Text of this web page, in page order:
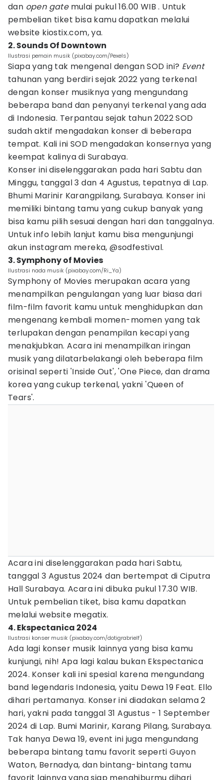
dan open gatemulai pukul 16.00 WIB . Untuk
pembelian tiket bisa kamu dapatkan melalui
website kiostix.com, ya.
2. Sounds Of Downtown
Ilustrasi pemain musik (pixabay.com/Pexels)
Siapa yang tak mengenal dengan SOD ini? Event
tahunan yang berdiri sejak 2022 yang terkenal
dengan konser musiknya yang mengundang
beberapa band dan penyanyi terkenal yang ada
di Indonesia. Terpantau sejak tahun 2022 SOD
sudah aktif mengadakan konser di beberapa
tempat. Kali ini SOD mengadakan konsernya yang
keempat kalinya di Surabaya.
Konser ini diselenggarakan pada hari Sabtu dan
Minggu, tanggal 3 dan 4 Agustus, tepatnya di Lap.
Bhumi Marinir Karangpilang, Surabaya. Konser ini
memiliki bintang tamu yang cukup banyak yang
bisa kamu pilih sesuai dengan hari dan tanggalnya.
Untuk info lebih lanjut kamu bisa mengunjungi
akun instagram mereka, @sodfestival.
3. Symphony of Movies
Ilustrasi nada musik (pixabay.com/Ri_Ya)
Symphony of Movies merupakan acara yang
menampilkan pengulangan yang luar biasa dari
film-film favorit kamu untuk menghidupkan dan
mengenang kembali momen-momen yang tak
terlupakan dengan penampilan kecapi yang
menakjubkan. Acara ini menampilkan iringan
musik yang dilatarbelakangi oleh beberapa film
orisinal seperti 'Inside Out', 'One Piece, dan drama
korea yang cukup terkenal, yakni 'Queen of
Tears'.
Acara ini diselenggarakan pada hari Sabtu,
tanggal 3 Agustus 2024 dan bertempat di Ciputra
Hall Surabaya. Acara ini dibuka pukul 17.30 WIB.
Untuk pembelian tiket, bisa kamu dapatkan
melalui website megatix.
4. Ekspectanica 2024
Ilustrasi konser musik (pixabay.com/dotigrabrielf)
Ada lagi konser musik lainnya yang bisa kamu
kunjungi, nih! Apa lagi kalau bukan Ekspectanica
2024. Konser kali ini spesial karena mengundang
band legendaris Indonesia, yaitu Dewa 19 Feat. Ello
dihari pertamanya. Konser ini diadakan selama 2
hari, yakni pada tanggal 31 Agustus - 1 September
2024 di Lap. Bumi Marinir, Karang Pilang, Surabaya.
Tak hanya Dewa 19, event ini juga mengundang
beberapa bintang tamu favorit seperti Guyon
Waton, Bernadya, dan bintang-bintang tamu